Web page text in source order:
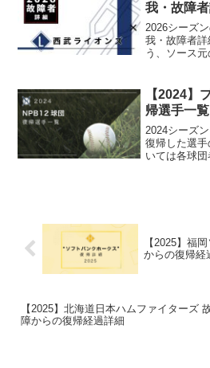
我・故障
2026シーズ
我・故障者詳
う、ソース元
【2024】
帰選手一覧
2024シーズ
復帰した選
いては各球団
【2025】福
からの復帰経
【2025】北海道日本ハムファイターズ
障からの復帰経過詳細